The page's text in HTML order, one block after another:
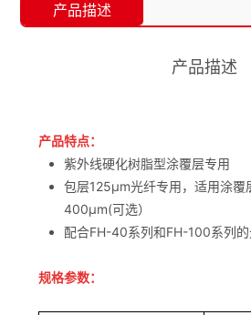
产品描述
产品描述
产品特点：
紫外线硬化树脂型涂覆层专用
包层125μm光纤专用，适用涂覆
400μm(可选）
配合FH-40系列和FH-100系列
规格参数：